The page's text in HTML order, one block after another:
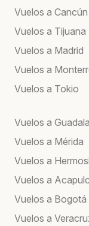
Vuelos a Cancún
Vuelos a Tijuana
Vuelos a Madrid
Vuelos a
Vuelos a Tokio
Vuelos a
Vuelos a Mérida
Vuelos a
Vuelos a
Vuelos a Bogotá
Vuelos a